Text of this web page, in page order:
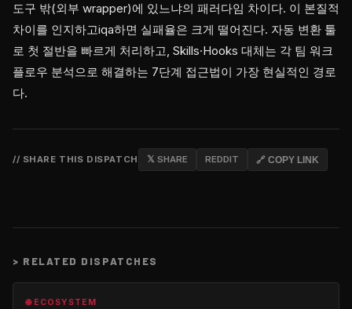
도구 밖(외부 wrapper)에 있느냐의 패러다임 차이다. 이 본질적
차이를 인지하고iqa하면 실패율은 크게 떨어진다. 자동 변환 툴
로 첫 절반을 빠르게 처리하고, Skills·Hooks 대체는 각 팀 워크
플로우 분석으로 해결하는 7단계 접근법이 가장 현실적인 경로
다.
// SHARE THIS DISPATCH 𝕏 SHARE REDDIT 🔗 COPY LINK
> RELATED DISPATCHES
🌐 ECOSYSTEM